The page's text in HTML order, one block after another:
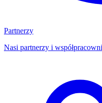
Partnerzy
Nasi partnerzy i